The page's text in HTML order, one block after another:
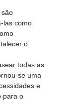
são
las como
o
todas as
se uma
e
para o